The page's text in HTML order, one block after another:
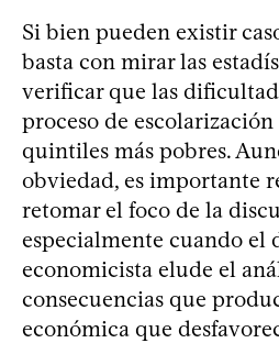
Si bien pueden existir
basta con mirar las
verificar que las
proceso de
quintiles más pobres.
obviedad, es importante
retomar el foco de la
especialmente cuando el
economicista elude el
consecuencias que
económica que